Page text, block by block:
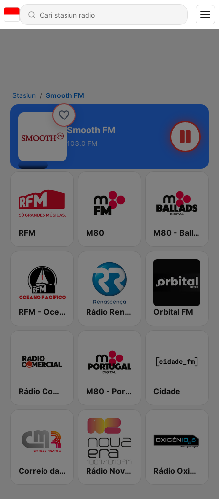
Stasiun Smooth FM
Smooth FM
103.0 FM
RFM M80 M80 - Ballads
RFM - Oceano Pacífico Online Rádio Renascença Orbital FM
Rádio Comercial M80 - Portugal Cidade
Correio da Manhã Rádio Rádio Nova Era Rádio Oxigénio